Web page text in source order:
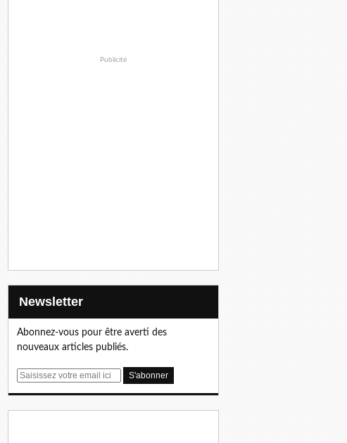
Publicité
Newsletter
Abonnez-vous pour être averti des
nouveaux articles publiés.
E